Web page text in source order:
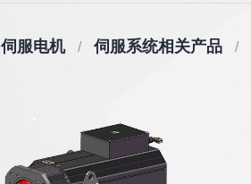
伺服电机 伺服系统相关产品